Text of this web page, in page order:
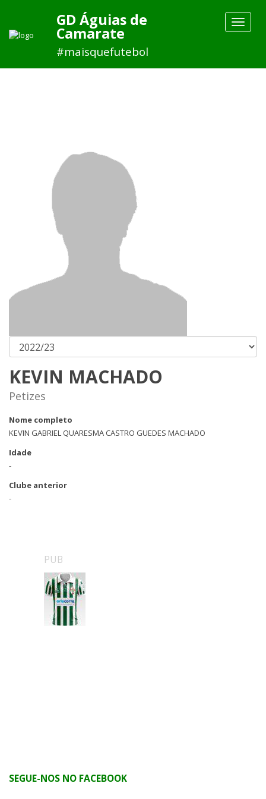
Toggle
GD Águias de
Camarate
#maisquefutebol
KEVIN MACHADO
Petizes
Nome completo
KEVIN GABRIEL QUARESMA CASTRO GUEDES MACHADO
Idade
-
Clube anterior
-
PUB
SEGUE-NOS NO FACEBOOK